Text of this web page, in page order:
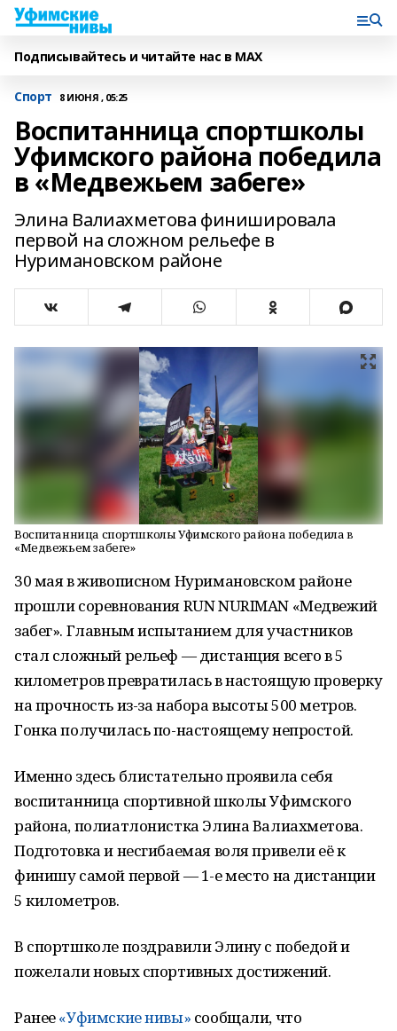
Подписывайтесь и читайте нас в MAX
Спорт 8 ИЮНЯ , 05:25
Воспитанница спортшколы
Уфимского района победила
в «Медвежьем забеге»
Элина Валиахметова финишировала
первой на сложном рельефе в
Нуримановском районе
Воспитанница спортшколы Уфимского района победила в
«Медвежьем забеге»
30 мая в живописном Нуримановском районе
прошли соревнования RUN NURIMAN «Медвежий
забег». Главным испытанием для участников
стал сложный рельеф — дистанция всего в 5
километров превратилась в настоящую проверку
на прочность из-за набора высоты 500 метров.
Гонка получилась по-настоящему непростой.
Именно здесь блистательно проявила себя
воспитанница спортивной школы Уфимского
района, полиатлонистка Элина Валиахметова.
Подготовка и несгибаемая воля привели её к
финишу самой первой — 1-е место на дистанции
5 километров.
В спортшколе поздравили Элину с победой и
пожелали новых спортивных достижений.
Ранее«Уфимские нивы» сообщали, что